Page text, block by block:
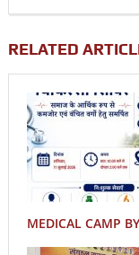
RELATED
MEDICAL CAMP